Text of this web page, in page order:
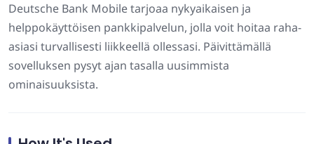
Deutsche Bank Mobile tarjoaa nykyaikaisen ja
helppokäyttöisen pankkipalvelun, jolla voit hoitaa raha-
asiasi turvallisesti liikkeellä ollessasi. Päivittämällä
sovelluksen pysyt ajan tasalla uusimmista
ominaisuuksista.